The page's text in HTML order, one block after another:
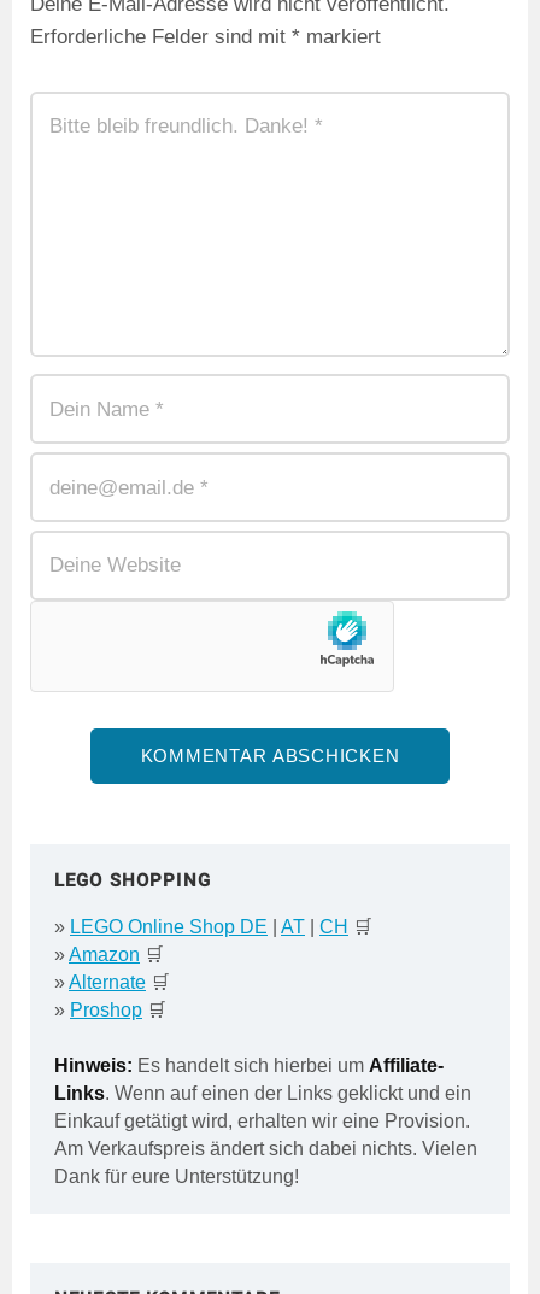
Erforderliche Felder sind mit * markiert
LEGO SHOPPING
» LEGO Online Shop DE AT CH 🛒
»Amazon 🛒
»Alternate 🛒
» Proshop 🛒
Hinweis: Es handelt sich hierbei um Affiliate-
Links. Wenn auf einen der Links geklickt und ein
Einkauf getätigt wird, erhalten wir eine Provision.
Am Verkaufspreis ändert sich dabei nichts. Vielen
Dank für eure Unterstützung!